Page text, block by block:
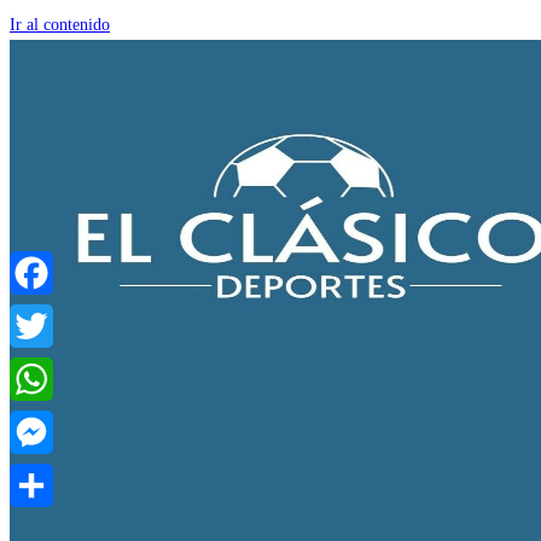
Ir al contenido
Facebook
Twitter
WhatsApp
Messenger